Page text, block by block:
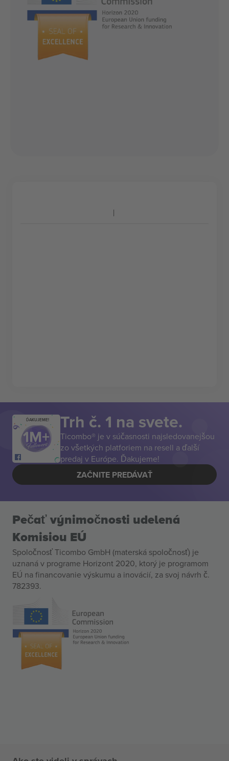
ĎAKUJEME! Trh č. 1 na svete.
Ticombo® je v súčasnosti najsledovanejšou
zo všetkých platforiem na resell a ďalší
predaj v Európe. Ďakujeme!
ZAČNITE PREDÁVAŤ
Pečať výnimočnosti udelená
Komisiou EÚ
Spoločnosť Ticombo GmbH (materská spoločnosť) je
uznaná v programe Horizont 2020, ktorý je programom
EÚ na financovanie výskumu a inovácií, za svoj návrh č.
782393.